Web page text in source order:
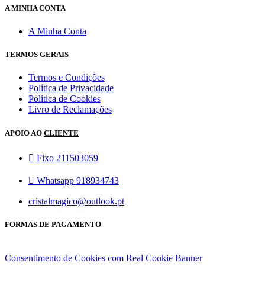
A MINHA CONTA
A Minha Conta
TERMOS GERAIS
Termos e Condições
Política de Privacidade
Política de Cookies
Livro de Reclamações
APOIO AO CLIENTE
Fixo 211503059
Whatsapp 918934743
cristalmagico@outlook.pt
FORMAS DE PAGAMENTO
Consentimento de Cookies com Real Cookie Banner